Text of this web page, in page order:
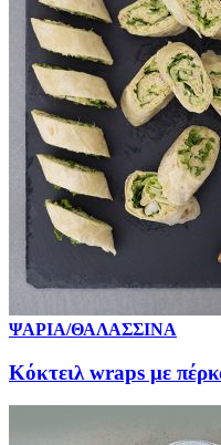
ΨΑΡΙΑ/ΘΑΛΑΣΣΙΝΑ
Κόκτειλ wraps με